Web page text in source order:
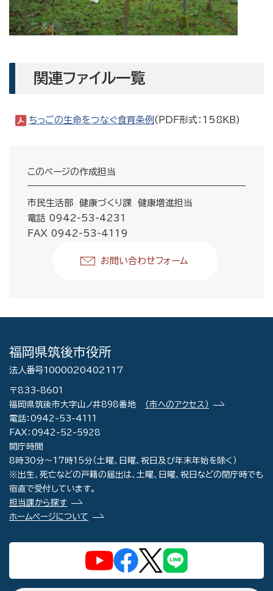
関連ファイル一覧
ちっごの生命をつなぐ食育条例 (PDF形式：158KB)
このページの作成担当
市民生活部 健康づくり課 健康増進担当
電話 0942-53-4231
FAX 0942-53-4119
お問い合わせフォーム
福岡県筑後市役所
法人番号1000020402117
〒833-8601
福岡県筑後市大字山ノ井898番地
（市へのアクセス）
電話：0942-53-4111
FAX：0942-52-5928
開庁時間
8時30分～17時15分（土曜、日曜、祝日及び年末年始を除く）
※出生、死亡などの戸籍の届出は、土曜、日曜、祝日などの閉庁時でも
宿直で受付しています。
担当課から探す
ホームページについて